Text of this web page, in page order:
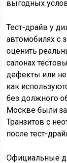
выгодных
Тест-драйв у
автомобилях с
оценить
салонах
дефекты или
как
без должного
Москве были
Транзитов с
после тест-
Официальные